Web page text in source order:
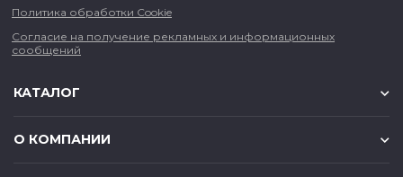
Политика обработки Cookie
Согласие на получение рекламных и информационных
сообщений
КАТАЛОГ
О КОМПАНИИ